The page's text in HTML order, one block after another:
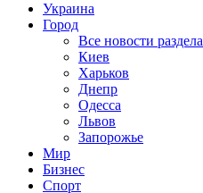
Украина
Город
Все новости раздела
Киев
Харьков
Днепр
Одесса
Львов
Запорожье
Мир
Бизнес
Спорт